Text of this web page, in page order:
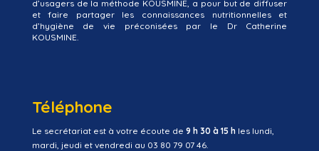
d’usagers de la méthode KOUSMINE, a pour but de diffuser
et faire partager les connaissances nutritionnelles et
d’hygiène de vie préconisées par le Dr Catherine
KOUSMINE.
Téléphone
Le secrétariat est à votre écoute de 9 h 30 à 15 hles lundi,
mardi, jeudi et vendredi au 03 80 79 07 46.